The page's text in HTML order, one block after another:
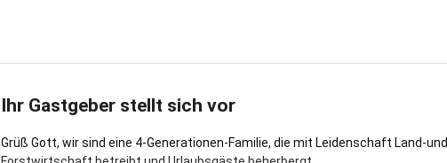
Ihr Gastgeber stellt sich vor
Grüß Gott, wir sind eine 4-Generationen-Familie, die mit Leidenschaft Land-und